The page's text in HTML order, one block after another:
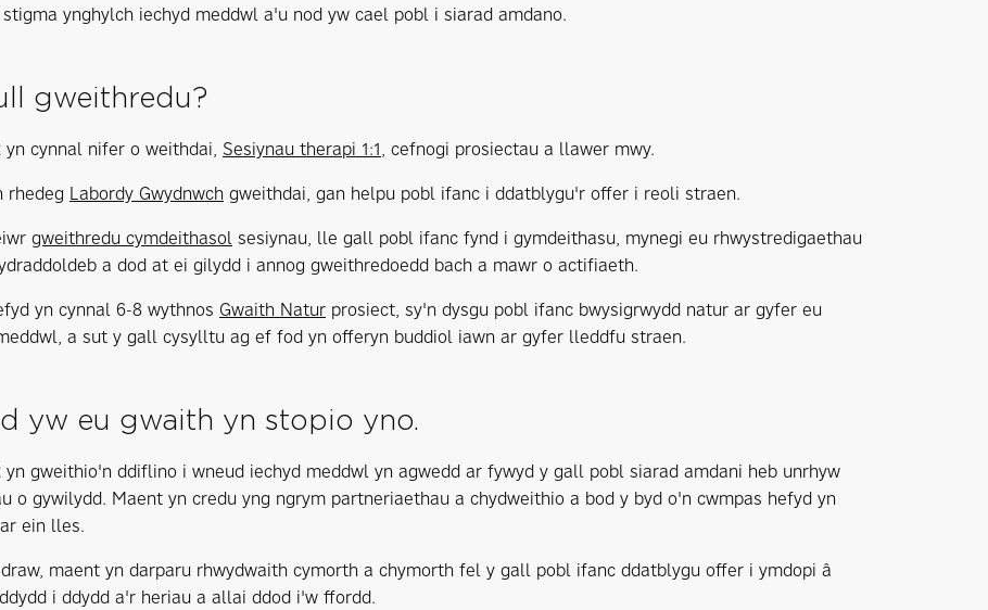
ynghylch iechyd meddwl a'u nod yw cael pobl i siarad amdano.
gweithredu?
yn cynnal nifer o weithdai, Sesiynau therapi 1:1, cefnogi prosiectau a llawer mwy.
rhedeg Labordy Gwydnwch gweithdai, gan helpu pobl ifanc i ddatblygu'r offer i reoli straen.
gweithredu cymdeithasol sesiynau, lle gall pobl ifanc fynd i gymdeithasu, mynegi eu rhwystredigaethau
a dod at ei gilydd i annog gweithredoedd bach a mawr o actifiaeth.
yn cynnal 6-8 wythnos Gwaith Natur prosiect, sy'n dysgu pobl ifanc bwysigrwydd natur ar gyfer eu
a sut y gall cysylltu ag ef fod yn offeryn buddiol iawn ar gyfer lleddfu straen.
yw eu gwaith yn stopio yno.
yn gweithio'n ddiflino i wneud iechyd meddwl yn agwedd ar fywyd y gall pobl siarad amdani heb unrhyw
o gywilydd. Maent yn credu yng ngrym partneriaethau a chydweithio a bod y byd o'n cwmpas hefyd yn
ein lles.
draw, maent yn darparu rhwydwaith cymorth a chymorth fel y gall pobl ifanc ddatblygu offer i ymdopi â
i ddydd a'r heriau a allai ddod i'w ffordd.